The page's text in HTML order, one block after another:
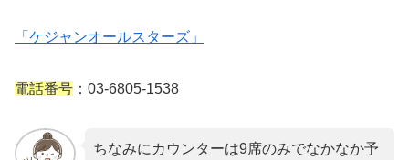
「ケジャンオールスターズ」
電話番号 ：03-6805-1538
ちなみにカウンターは9席のみでなかなか予